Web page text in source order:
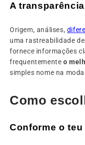
A
Origem, análises,
uma rastreabilidade
fornece informações
frequentemente o
simples nome na
Como
Conforme o